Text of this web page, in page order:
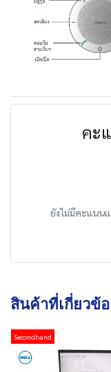
คะ
ยังไม่มีคะแนน
สินค้าที่เกี่ยวข้อ
Secondhand